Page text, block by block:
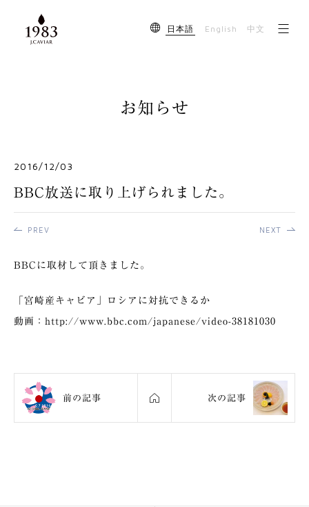
English
日本語 中文
お知らせ
2016/12/03
BBC放送に取り上げられました。
PREV NEXT
BBCに取材して頂きました。
「宮崎産キャビア」ロシアに対抗できるか
動画： http://www.bbc.com/japanese/video-38181030
前の記事 次の記事